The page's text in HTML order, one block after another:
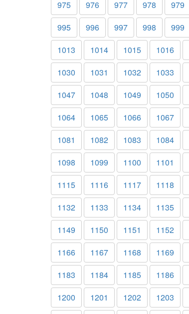
975
976 977 978 979
995
996 997 998 999
1013
1014 1015 1016
1030
1031 1032 1033
1047
1048 1049 1050
1064
1065 1066 1067
1081
1082 1083 1084
1098
1099 1100 1101
1115
1116 1117 1118
1132
1133 1134 1135
1149
1150 1151 1152
1166
1167 1168 1169
1183
1184 1185 1186
1200
1201 1202 1203